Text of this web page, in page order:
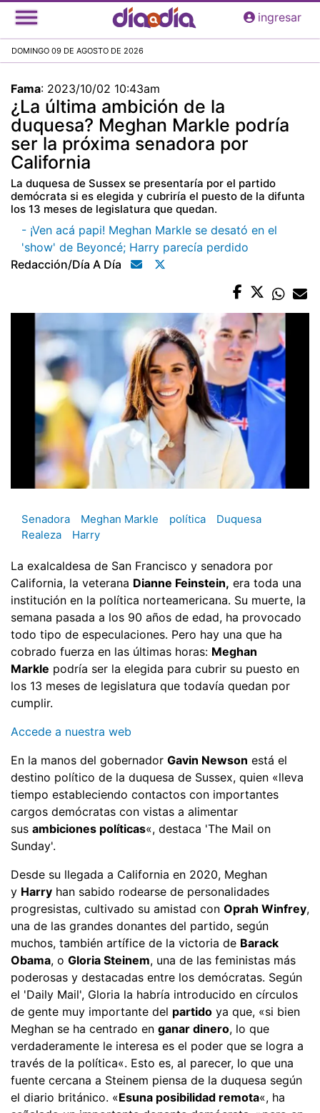
Pasar
al
principal
ingresar
DOMINGO 09 DE AGOSTO DE 2026
Fama: 2023/10/02 10:43am
¿La última ambición de la
duquesa? Meghan Markle podría
ser la próxima senadora por
California
La duquesa de Sussex se presentaría por el partido
demócrata si es elegida y cubriría el puesto de la difunta
los 13 meses de legislatura que quedan.
- ¡Ven acá papi! Meghan Markle se desató en el
'show' de Beyoncé; Harry parecía perdido
Redacción/día A Día
Senadora Meghan Markle política
Duquesa
Realeza
Harry
La exalcaldesa de San Francisco y senadora por
California, la veterana Dianne Feinstein, era toda una
institución en la política norteamericana. Su muerte, la
semana pasada a los 90 años de edad, ha provocado
todo tipo de especulaciones. Pero hay una que ha
cobrado fuerza en las últimas horas: Meghan
Markle podría ser la elegida para cubrir su puesto en
los 13 meses de legislatura que todavía quedan por
cumplir.
Accede a nuestra web
En la manos del gobernador Gavin Newson está el
destino político de la duquesa de Sussex, quien «lleva
tiempo estableciendo contactos con importantes
cargos demócratas con vistas a alimentar
sus ambiciones políticas«, destaca 'The Mail on
Sunday'.
Desde su llegada a California en 2020, Meghan
y Harry han sabido rodearse de personalidades
progresistas, cultivado su amistad con Oprah Winfrey,
una de las grandes donantes del partido, según
muchos, también artífice de la victoria de Barack
Obama, o Gloria Steinem, una de las feministas más
poderosas y destacadas entre los demócratas. Según
el 'Daily Mail', Gloria la habría introducido en círculos
de gente muy importante del partido ya que, «si bien
Meghan se ha centrado en ganar dinero, lo que
verdaderamente le interesa es el poder que se logra a
través de la política«. Esto es, al parecer, lo que una
fuente cercana a Steinem piensa de la duquesa según
el diario británico. «Esuna posibilidad remota«, ha